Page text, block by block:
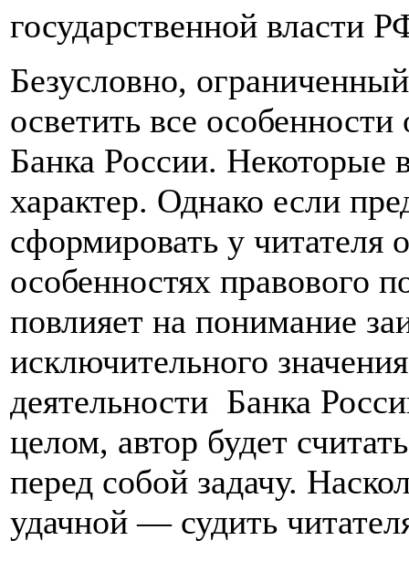
государственной власти
Безусловно,
осветить все
Банка России. Некоторые
характер. Однако если
сформировать у читателя
особенностях правового
повлияет на понимание
исключительного
деятельности Банка
целом, автор будет
перед собой задачу.
удачной — судить